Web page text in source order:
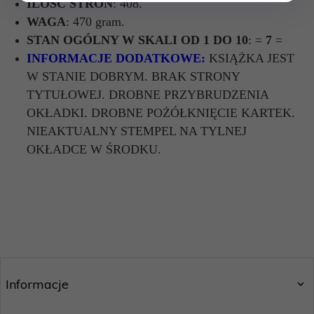
ILOŚĆ STRON: 408.
WAGA: 470 gram.
STAN OGÓLNY W SKALI OD 1 DO 10: = 7 =
INFORMACJE DODATKOWE: KSIĄŻKA JEST
W STANIE DOBRYM. BRAK STRONY
TYTUŁOWEJ. DROBNE PRZYBRUDZENIA
OKŁADKI. DROBNE POŻÓŁKNIĘCIE KARTEK.
NIEAKTUALNY STEMPEL NA TYLNEJ
OKŁADCE W ŚRODKU.
Informacje